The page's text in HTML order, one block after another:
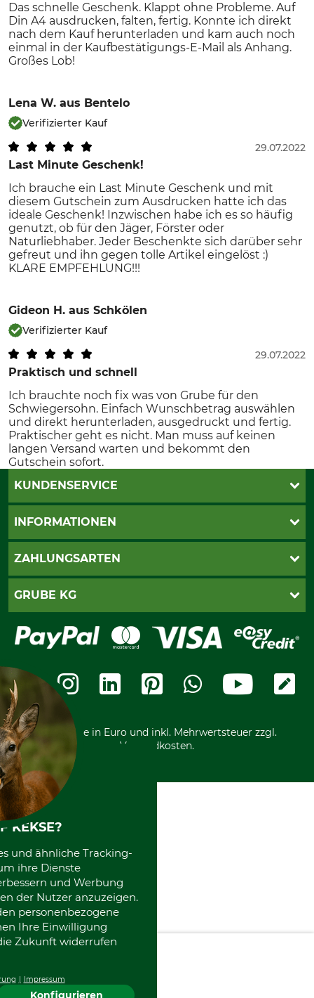
Gutscheinwert:
€
Das schnelle Geschenk. Klappt ohne Probleme. Auf
Din A4 ausdrucken, falten, fertig. Konnte ich direkt
nach dem Kauf herunterladen und kam auch noch
einmal in der Kaufbestätigungs-E-Mail als Anhang.
Großes Lob!
Lena W. aus Bentelo
Verifizierter Kauf
Last Minute Geschenk!
29.07.2022
Ich brauche ein Last Minute Geschenk und mit
diesem Gutschein zum Ausdrucken hatte ich das
ideale Geschenk! Inzwischen habe ich es so häufig
genutzt, ob für den Jäger, Förster oder
Naturliebhaber. Jeder Beschenkte sich darüber sehr
gefreut und ihn gegen tolle Artikel eingelöst :)
KLARE EMPFEHLUNG!!!
Gideon H. aus Schkölen
Verifizierter Kauf
Praktisch und schnell
29.07.2022
Ich brauchte noch fix was von Grube für den
Schwiegersohn. Einfach Wunschbetrag auswählen
und direkt herunterladen, ausgedruckt und fertig.
Praktischer geht es nicht. Man muss auf keinen
langen Versand warten und bekommt den
Gutschein sofort.
KUNDENSERVICE
Live-Shopping
Seilwindenprüfung
Cookie-Einstellungen
INFORMATIONEN
AGB
Bestellung widerrufen
Widerrufsformular
Kostenloser Rückversand
Nachhaltigkeit
Entsorgung und Umwelt
Datenschutz Print
ZAHLUNGSARTEN
PayPal
Bankeinzug
Ratenkauf
Vorkasse
GRUBE KG
Leitbild
Karriere
Ladengeschäft
Motorgeräteshop
Über uns
Community
International
Kooperationen
Alle Preise in Euro und inkl. Mehrwertsteuer zzgl.
Versandkosten.
KEKSE?
und ähnliche Tracking-
ihre Dienste
und Werbung
der Nutzer anzuzeigen.
personenbezogene
Ihre Einwilligung
Zukunft widerrufen
Impressum
Konfigurieren